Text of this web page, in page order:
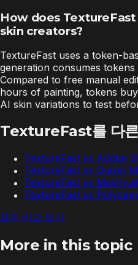
How does
skin creators?
TextureFast uses a token-
generation consumes
Compared to free manual
hours of painting, tokens
AI skin variations to test
TextureFast를 다
TextureFast vs Adobe
TextureFast vs Quixel
TextureFast vs Meshy.ai
TextureFast vs Polycam
모든 비교 보기
More in this topic